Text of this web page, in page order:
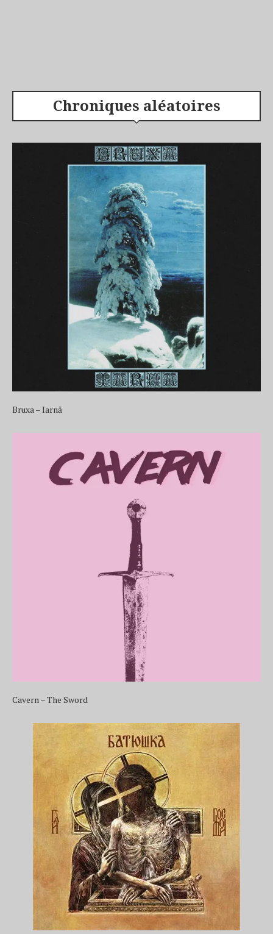
Chroniques aléatoires
Bruxa – Iarnă
Cavern – The Sword